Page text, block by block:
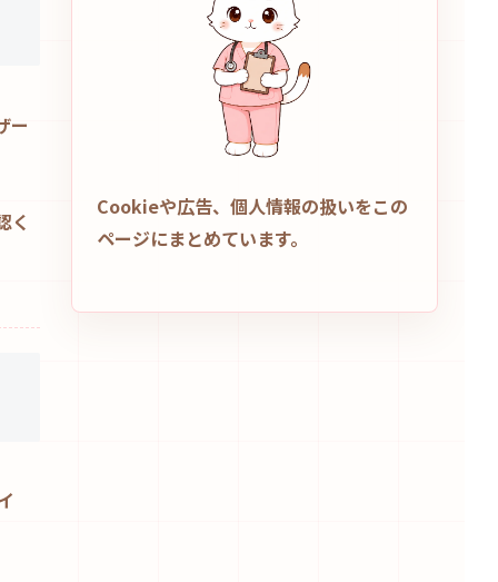
ー
く
Cookieや広告、個人情報の扱いをこの
ページにまとめています。